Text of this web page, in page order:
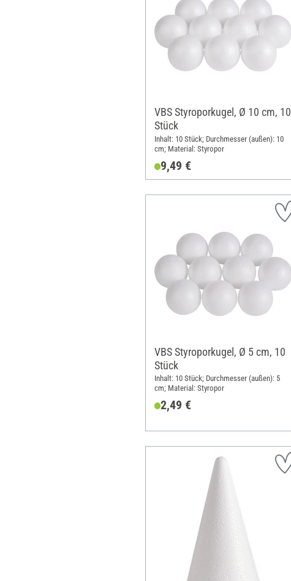
VBS Styroporkugel, Ø 10 cm, 10
Stück
Inhalt: 10 Stück; Durchmesser (außen): 10
cm; Material: Styropor
9,49 €
VBS Styroporkugel, Ø 5 cm, 10
Stück
Inhalt: 10 Stück; Durchmesser (außen): 5
cm; Material: Styropor
2,49 €